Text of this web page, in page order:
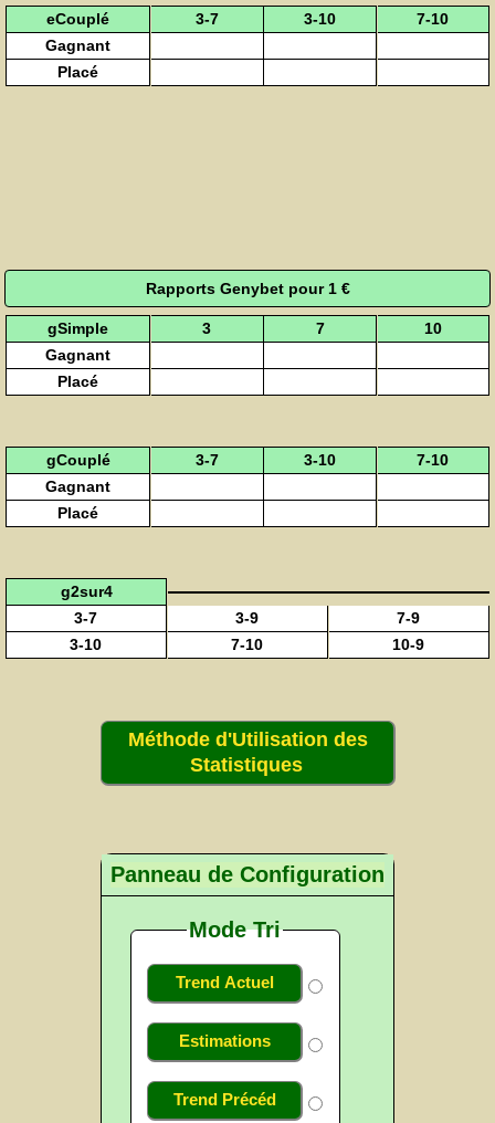
eCouplé 3-7 3-10
7-10
Gagnant
Placé
Rapports Genybet pour 1 €
gSimple 3 7
10
Gagnant
Placé
gCouplé 3-7 3-10
7-10
Gagnant
Placé
g2sur4
3-7
3-9
7-9
3-10
7-10 10-9
Méthode d'Utilisation des
Statistiques
Panneau de Configuration
Mode Tri
Trend Actuel
Estimations
Trend Précéd